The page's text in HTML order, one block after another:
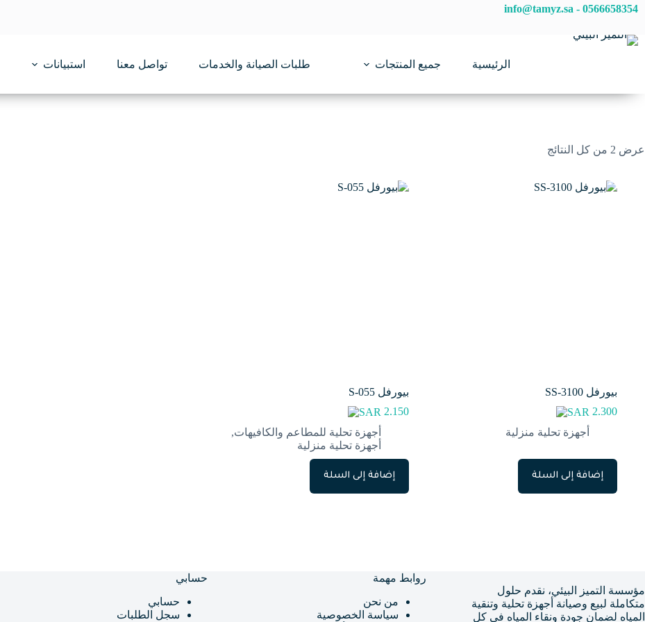
التجاوز
المحتوى
info@tamyz.sa - 0566658354
الرئيسية جميع المنتجات طلبات الصيانة والخدمات تواصل معنا استبيانات
عرض ⁦2⁩ من كل النتائج
بيورفل SS-3100
2.300
أجهزة تحلية منزلية
إضافة إلى السلة
بيورفل S-055
2.150
أجهزة تحلية للمطاعم والكافيهات,
أجهزة تحلية منزلية
إضافة إلى السلة
مؤسسة التميز البيئي، نقدم حلول
متكاملة لبيع وصيانة أجهزة تحلية وتنقية
المياه لضمان جودة ونقاء المياه في كل
روابط مهمة
من نحن
سياسة الخصوصية
حسابي
حسابي
سجل الطلبات